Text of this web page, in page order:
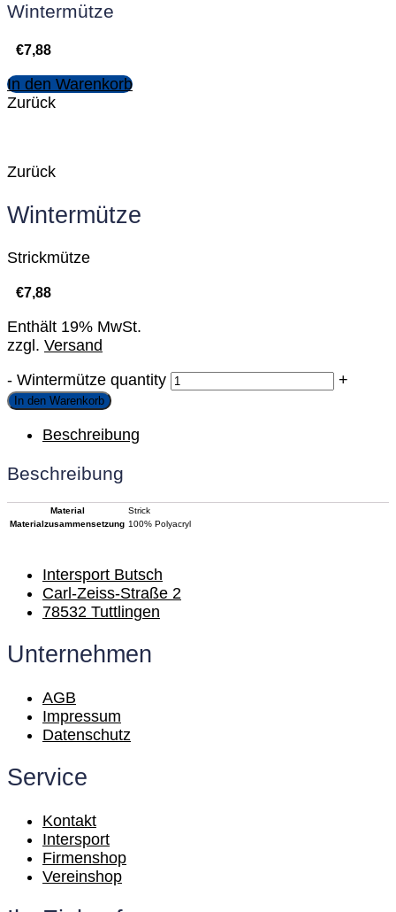
Wintermütze
€7,88
In den Warenkorb
Zurück
Zurück
Wintermütze
Strickmütze
€7,88
Enthält 19% MwSt.
zzgl. Versand
- Wintermütze quantity +
In den Warenkorb
Beschreibung
Beschreibung
Material
Strick
Materialzusammensetzung 100% Polyacryl
Intersport Butsch
Carl-Zeiss-Straße 2
78532 Tuttlingen
Unternehmen
AGB
Impressum
Datenschutz
Service
Kontakt
Intersport
Firmenshop
Vereinshop